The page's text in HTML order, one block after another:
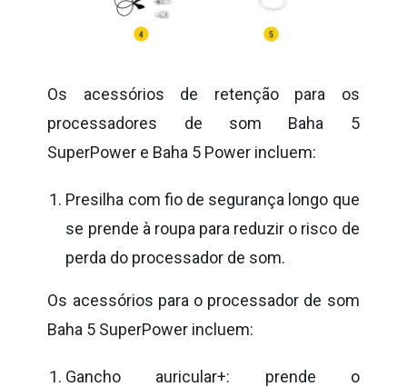
Os acessórios de retenção para os
processadores de som Baha 5
SuperPower e Baha 5 Power incluem:
Presilha com fio de segurança longo que
se prende à roupa para reduzir o risco de
perda do processador de som.
Os acessórios para o processador de som
Baha 5 SuperPower incluem:
Gancho auricular+: prende o